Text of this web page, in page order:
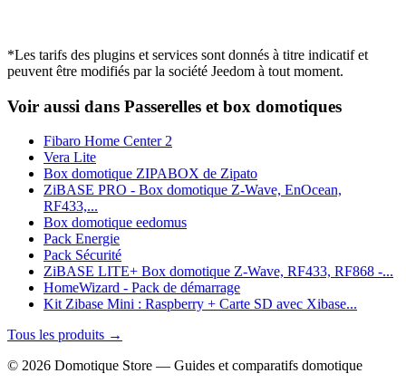
*Les tarifs des plugins et services sont donnés à titre indicatif et
peuvent être modifiés par la société Jeedom à tout moment.
Voir aussi dans Passerelles et box domotiques
Fibaro Home Center 2
Vera Lite
Box domotique ZIPABOX de Zipato
ZiBASE PRO - Box domotique Z-Wave, EnOcean,
RF433,...
Box domotique eedomus
Pack Energie
Pack Sécurité
ZiBASE LITE+ Box domotique Z-Wave, RF433, RF868 -...
HomeWizard - Pack de démarrage
Kit Zibase Mini : Raspberry + Carte SD avec Xibase...
Tous les produits →
© 2026 Domotique Store — Guides et comparatifs domotique